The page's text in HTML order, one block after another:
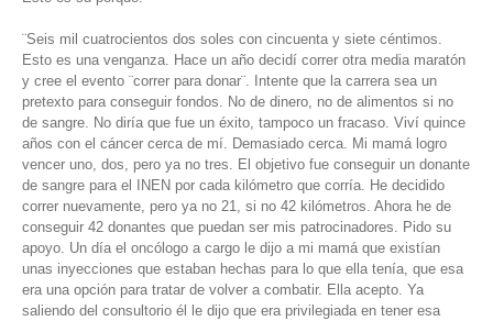
¨Seis mil cuatrocientos dos soles con cincuenta y siete céntimos.
Esto es una venganza. Hace un año decidí correr otra media maratón
y cree el evento ¨correr para donar¨. Intente que la carrera sea un
pretexto para conseguir fondos. No de dinero, no de alimentos si no
de sangre. No diría que fue un éxito, tampoco un fracaso. Viví quince
años con el cáncer cerca de mí. Demasiado cerca. Mi mamá logro
vencer uno, dos, pero ya no tres. El objetivo fue conseguir un donante
de sangre para el INEN por cada kilómetro que corría. He decidido
correr nuevamente, pero ya no 21, si no 42 kilómetros. Ahora he de
conseguir 42 donantes que puedan ser mis patrocinadores. Pido su
apoyo. Un día el oncólogo a cargo le dijo a mi mamá que existían
unas inyecciones que estaban hechas para lo que ella tenía, que esa
era una opción para tratar de volver a combatir. Ella acepto. Ya
saliendo del consultorio él le dijo que era privilegiada en tener esa